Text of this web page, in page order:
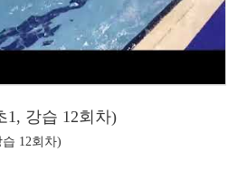
1, 강습 12회차)
12회차)